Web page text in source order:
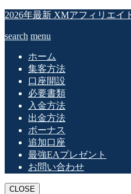
2026年最新 XMアフィリエイ
search menu
ホーム
集客方法
口座開設
必要書類
入金方法
出金方法
ボーナス
追加口座
最強EAプレゼント
お問い合わせ
CLOSE